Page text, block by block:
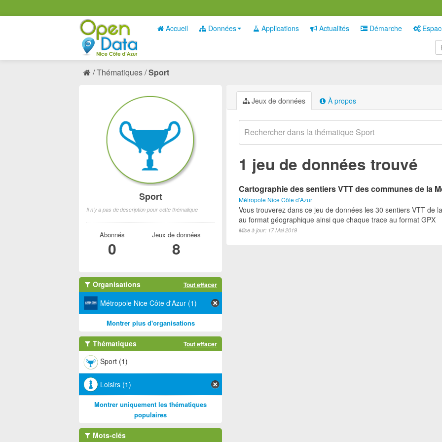
Accueil Données Applications Actualités Démarche
Thématiques Sport
Jeux de données À propos
1 jeu de données trouvé
Cartographie des sentiers VTT des communes de la
Métropole Nice Côte d'Azur
Vous trouverez dans ce jeu de données les 30 sentiers VTT de
au format géographique ainsi que chaque trace au format GPX
Mise à jour: 17 Mai 2019
Sport
Il n'y a pas de description pour cette thématique
Abonnés
0
Jeux de données
8
Organisations Tout effacer
Métropole Nice Côte d'Azur (1)
Montrer plus d'organisations
Thématiques Tout effacer
Sport (1)
Loisirs (1)
Montrer uniquement les thématiques
populaires
Mots-clés